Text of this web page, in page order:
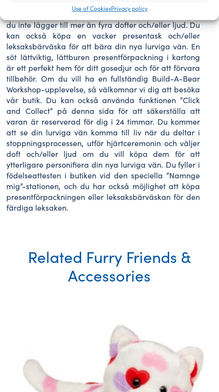
Use of CookiesPrivacy policy
doft och/eller ljud till leksaken. Vi rekommenderar att
du inte lägger till mer än fyra dofter och/eller ljud. Du
kan också köpa en vacker presentask och/eller
leksaksbärväska för att bära din nya lurviga vän. En
söt lättviktig, lättburen presentförpackning i kartong
är ett perfekt hem för ditt gosedjur och för att förvara
tillbehör. Om du vill ha en fullständig Build-A-Bear
Workshop-upplevelse, så välkomnar vi dig att besöka
vår butik. Du kan också använda funktionen ”Click
and Collect” på denna sida för att säkerställa att
varan är reserverad för dig i 24 timmar. Du kommer
att se din lurviga vän komma till liv när du deltar i
stoppningsprocessen, utför hjärtceremonin och väljer
doft och/eller ljud om du vill köpa dem för att
ytterligare personifiera din nya lurviga vän. Du fyller i
födelseattesten i butiken vid den speciella ”Namnge
mig”-stationen, och du har också möjlighet att köpa
presentförpackningen eller leksaksbärväskan för den
färdiga leksaken.
Related Furry Friends &
Accessories